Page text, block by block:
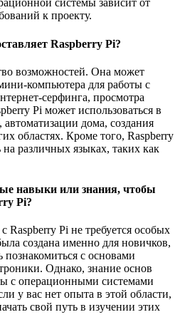
системы зависит от
к проекту.
Raspberry Pi?
возможностей. Она может
компьютера для работы с
серфинга, просмотра
Pi может использоваться в
дома, создания
областях. Кроме того, Raspberry
различных языках, таких как
навыки или знания, чтобы
Pi?
Raspberry Pi не требуется особых
создана именно для новичков,
с основами
Однако, знание основ
с операционными системами
у вас нет опыта в этой области,
свой путь в изучении этих